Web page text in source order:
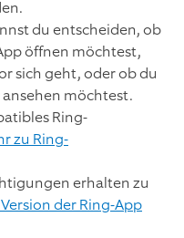
du entscheiden, ob
öffnen möchtest,
sich geht, oder ob du
möchtest.
Ring-
zu Ring-
erhalten zu
der Ring-App